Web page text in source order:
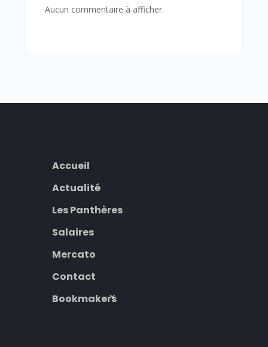
Aucun commentaire à afficher.
Accueil
Actualité
Les Panthères
Salaires
Mercato
Contact
Bookmakers